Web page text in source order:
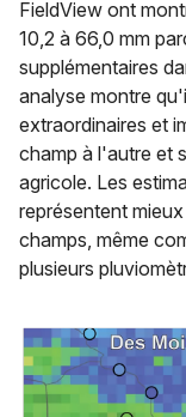
FieldView ont
10,2 à 66,0 mm
supplémentaires
analyse montre
extraordinaires et
champ à l'autre et
agricole. Les
représentent
champs, même
plusieurs